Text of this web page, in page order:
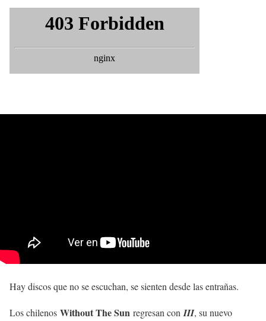
Hay discos que no se escuchan, se sienten desde las entrañas.
Los chilenos Without The Sun regresan con III, su nuevo